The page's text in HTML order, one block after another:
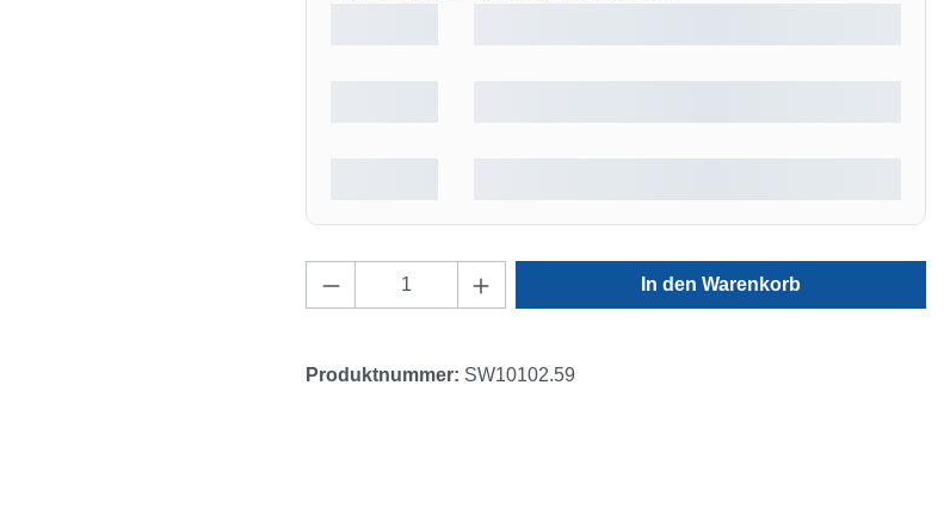
Produkt Anzahl: Gib den gewünschten Wert ein
In den Warenkorb
Produktnummer: SW10102.59